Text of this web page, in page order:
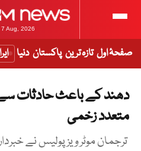
7 Aug, 2026
صفحۂ اول تازہ ترین پاکستان دنیا
دھند کے باعث حادثات سے
متعدد زخمی
ترجمان موٹر ویز پولیس نے